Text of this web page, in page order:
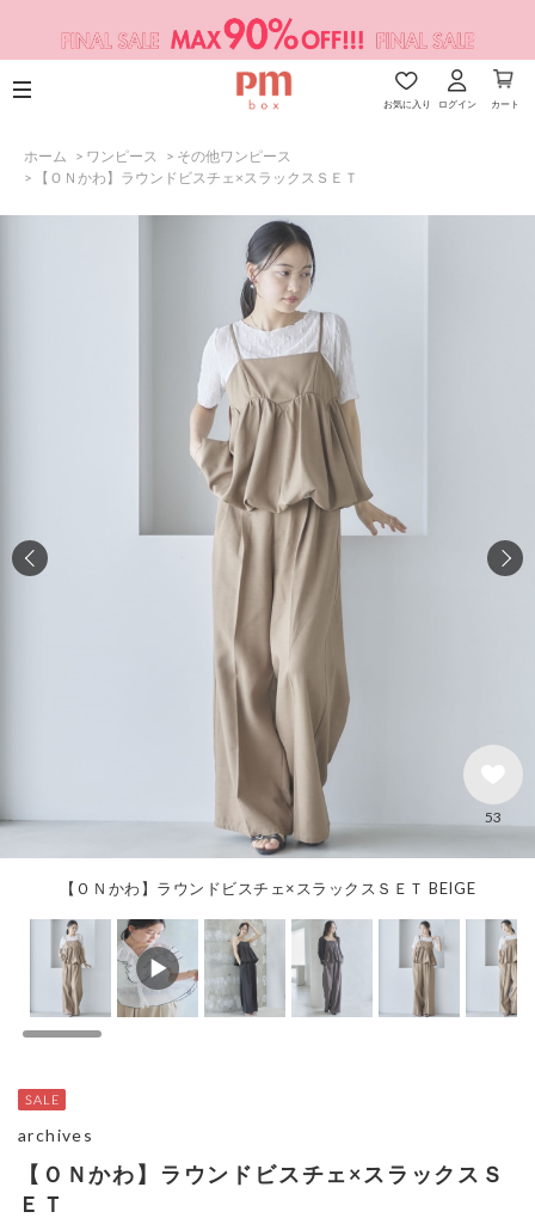
お気に入り ログイン カート
ホーム > ワンピース > その他ワンピース
>
【ＯＮかわ】ラウンドビスチェ×スラックスＳＥＴ
【ＯＮかわ】ラウンドビスチェ×スラックスＳＥＴ BEIGE
53
【ＯＮかわ】ラウンドビスチェ×スラックスＳ
ＥＴ
archives